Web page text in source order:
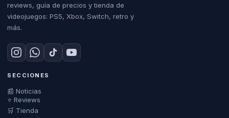
reviews, guía de precios y tienda de
videojuegos: PS5, Xbox, Switch, retro y
más.
SECCIONES
📰 Noticias
⭐ Reviews
🛒 Tienda